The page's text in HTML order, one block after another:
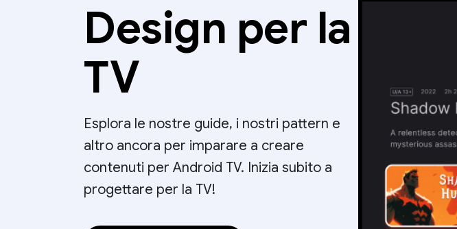
Design per la
TV
Esplora le nostre guide, i nostri pattern e
altro ancora per imparare a creare
contenuti per Android TV. Inizia subito a
progettare per la TV!